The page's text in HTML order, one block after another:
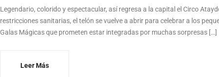
Legendario, colorido y espectacular, así regresa a la capital el Circo
restricciones sanitarias, el telón se vuelve a abrir para celebrar a los
Galas Mágicas que prometen estar integradas por muchas sorpresas […]
Leer Más